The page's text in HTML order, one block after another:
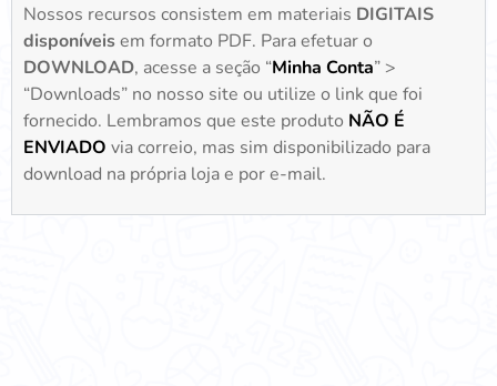
Nossos recursos consistem em materiais DIGITAIS
disponíveisem formato PDF. Para efetuar o
DOWNLOAD, acesse a seção “Minha Conta” >
“Downloads” no nosso site ou utilize o link que foi
fornecido. Lembramos que este produto NÃO É
ENVIADO via correio, mas sim disponibilizado para
download na própria loja e por e-mail.